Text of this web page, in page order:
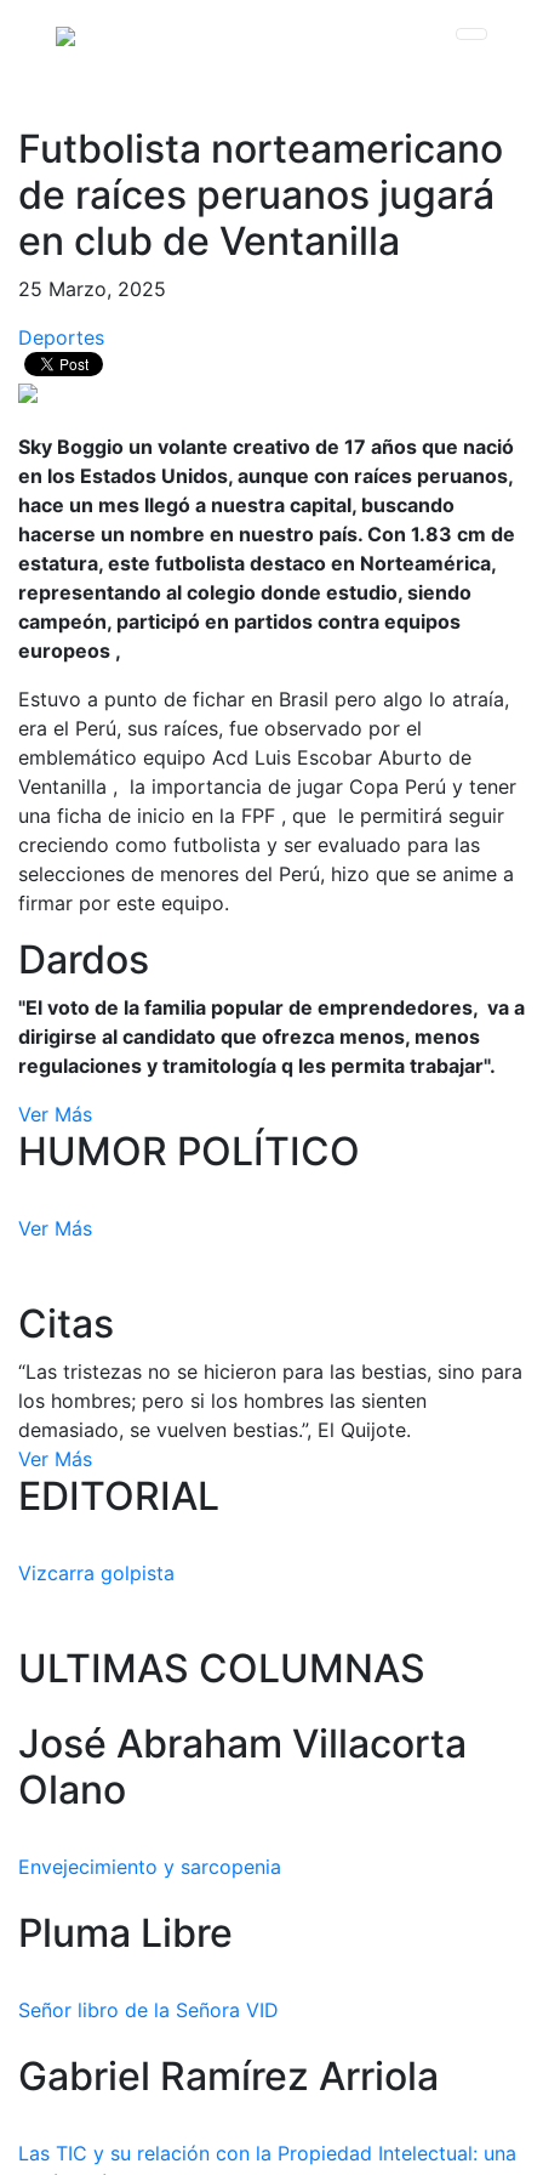
Futbolista norteamericano
de raíces peruanos jugará
en club de Ventanilla
25 Marzo, 2025
Deportes
Sky Boggio un volante creativo de 17 años que nació
en los Estados Unidos, aunque con raíces peruanos,
hace un mes llegó a nuestra capital, buscando
hacerse un nombre en nuestro país. Con 1.83 cm de
estatura, este futbolista destaco en Norteamérica,
representando al colegio donde estudio, siendo
campeón, participó en partidos contra equipos
europeos ,
Estuvo a punto de fichar en Brasil pero algo lo atraía,
era el Perú, sus raíces, fue observado por el
emblemático equipo Acd Luis Escobar Aburto de
Ventanilla , la importancia de jugar Copa Perú y tener
una ficha de inicio en la FPF , que le permitirá seguir
creciendo como futbolista y ser evaluado para las
selecciones de menores del Perú, hizo que se anime a
firmar por este equipo.
Dardos
"El voto de la familia popular de emprendedores, va a
dirigirse al candidato que ofrezca menos, menos
regulaciones y tramitología q les permita trabajar".
Ver Más
HUMOR POLÍTICO
Ver Más
Citas
“Las tristezas no se hicieron para las bestias, sino para
los hombres; pero si los hombres las sienten
demasiado, se vuelven bestias.”, El Quijote.
Ver Más
EDITORIAL
Vizcarra golpista
ULTIMAS COLUMNAS
José Abraham Villacorta
Olano
Envejecimiento y sarcopenia
Pluma Libre
Señor libro de la Señora VID
Gabriel Ramírez Arriola
Las TIC y su relación con la Propiedad Intelectual: una